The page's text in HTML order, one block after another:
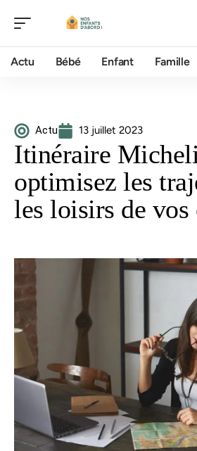
Actu Bébé Enfant Famille
Actu 13 juillet 2023
Itinéraire
optimisez les
les loisirs de vos